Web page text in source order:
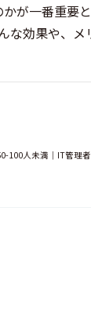
が一番重要
効果や、
100人未満｜IT管理